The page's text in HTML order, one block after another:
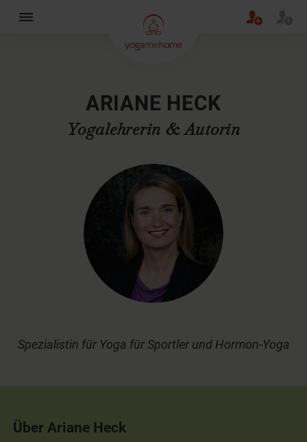
ARIANE HECK
Yogalehrerin & Autorin
Spezialistin für Yoga für Sportler und Hormon-Yoga
Über Ariane Heck